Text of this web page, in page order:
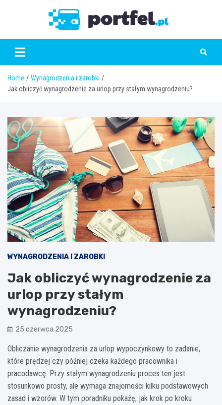
Home
Wynagrodzenia i zarobki
Jak obliczyć wynagrodzenie za urlop przy stałym wynagrodzeniu?
WYNAGRODZENIA I ZAROBKI
Jak obliczyć wynagrodzenie za
urlop przy stałym
wynagrodzeniu?
25 czerwca 2025
Obliczanie wynagrodzenia za urlop wypoczynkowy to zadanie,
które prędzej czy później czeka każdego pracownika i
pracodawcę. Przy stałym wynagrodzeniu proces ten jest
stosunkowo prosty, ale wymaga znajomości kilku podstawowych
zasad i wzorów. W tym poradniku pokażę, jak krok po kroku